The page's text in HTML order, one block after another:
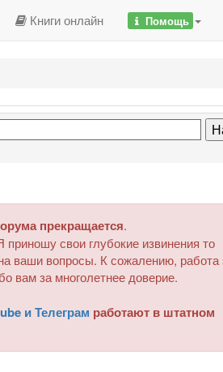
Книги онлайн Помощь
прекращается.
свои глубокие извинения то
ваши вопросы. К сожалению, работа
вам за многолетнее доверие.
и Телеграм работают в штатном